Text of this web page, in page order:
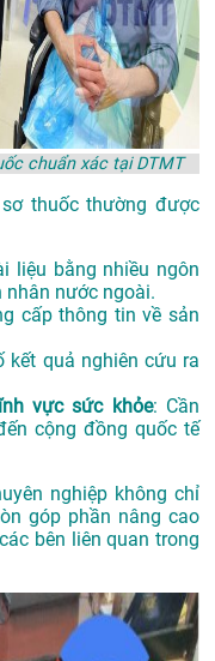
chuẩn xác tại DTMT
thuốc thường được
liệu bằng nhiều ngôn
nhân nước ngoài.
cấp thông tin về sản
kết quả nghiên cứu ra
vực sức khỏe: Cần
cộng đồng quốc tế
nghiệp không chỉ
góp phần nâng cao
bên liên quan trong